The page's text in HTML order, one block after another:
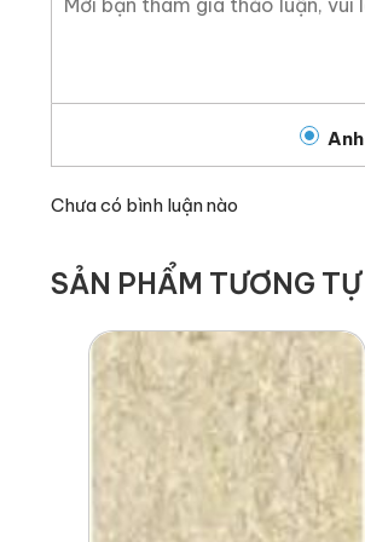
Anh
Chưa có bình luận nào
SẢN PHẨM TƯƠNG TỰ